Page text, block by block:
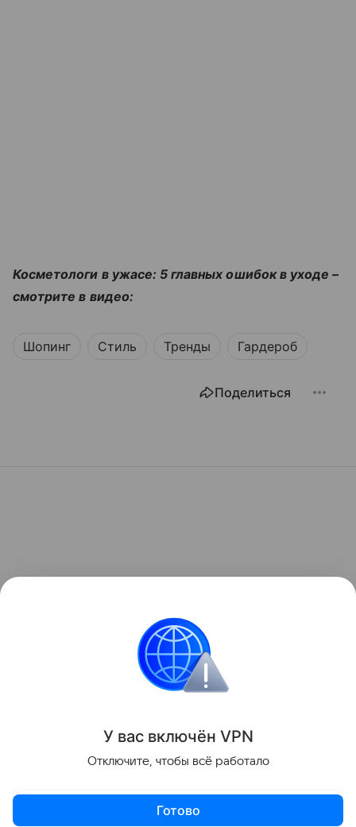
Косметологи в ужасе: 5 главных ошибок в уходе –
смотрите в видео:
Шопинг Стиль Тренды Гардероб
Поделиться
У вас включён VPN
Отключите, чтобы всё работало
Готово